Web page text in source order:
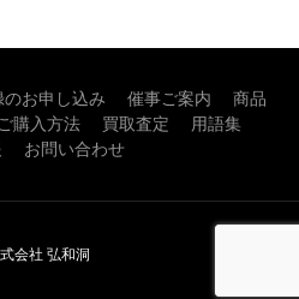
のお申し込み 催事ご案内
商品
ご購入方法 買取査定
用語集
お問い合わせ
会社 弘和洞